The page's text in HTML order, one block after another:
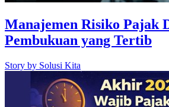
Manajemen Risiko Pajak
Pembukuan yang Tertib
Story by Solusi Kita